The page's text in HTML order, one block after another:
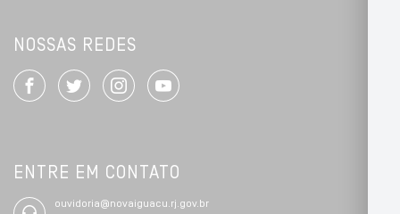
NOSSAS REDES
ENTRE EM CONTATO
ouvidoria@novaiguacu.rj.gov.br